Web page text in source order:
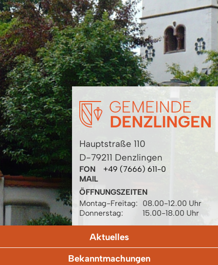
Hauptstraße 110
D-79211 Denzlingen
FON
+49 (7666) 611-0
MAIL
ÖFFNUNGSZEITEN
Montag-Freitag:
08.00-12.00 Uhr
Donnerstag:
15.00-18.00 Uhr
Aktuelles
Bekanntmachungen